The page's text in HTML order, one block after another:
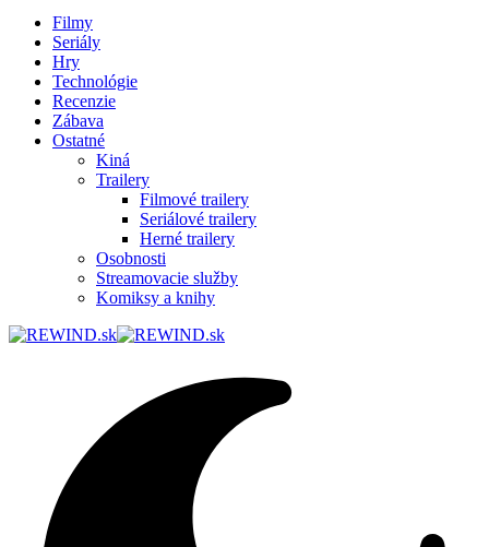
Filmy
Seriály
Hry
Technológie
Recenzie
Zábava
Ostatné
Kiná
Trailery
Filmové trailery
Seriálové trailery
Herné trailery
Osobnosti
Streamovacie služby
Komiksy a knihy